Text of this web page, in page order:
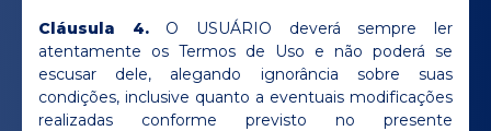
Cláusula 4. O USUÁRIO deverá sempre ler
atentamente os Termos de Uso e não poderá se
escusar dele, alegando ignorância sobre suas
condições, inclusive quanto a eventuais modificações
realizadas conforme previsto no presente